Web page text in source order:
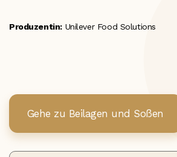
Produzentin:Unilever Food Solutions
Gehe zu Beilagen und Soßen